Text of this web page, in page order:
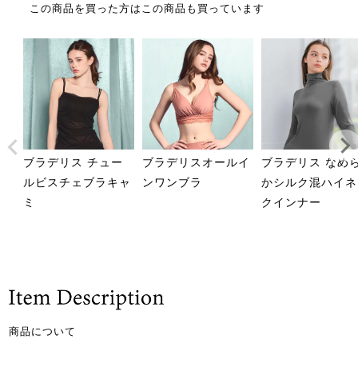
この商品を買った方はこの商品も買っています
ブラデリス チュー
ルビスチェブラキャ
ミ
ブラデリスオールイ
ンワンブラ
ブラデリス なめ
かシルク混ハイ
クインナー
商品について